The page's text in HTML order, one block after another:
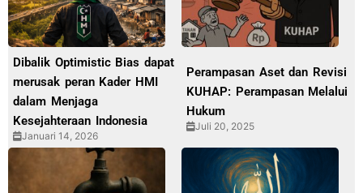
Dibalik Optimistic Bias dapat
merusak peran Kader HMI
dalam Menjaga
Kesejahteraan Indonesia
Januari 14, 2026
Perampasan Aset dan Revisi
KUHAP: Perampasan Melalui
Hukum
Juli 20, 2025